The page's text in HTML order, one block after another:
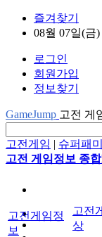
즐겨찾기
08월 07일(금)
로그인
회원가입
정보찾기
GameJump 고전 게
고전게임 | 슈퍼패
고전 게임정보 종
고전게임정
보
고전
상